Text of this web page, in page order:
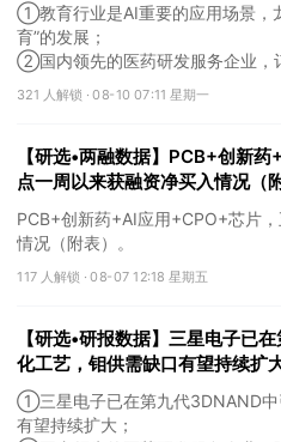
①教育行业是AI重要的应用场景，
育”的发展；
②国内领先的医药研发服务企业，
绩扭亏，盈利能力拐点明确。
321 人解锁 ·08-10 07:11 星期一
【研选•两融数据】PCB+创新
点一周以来获融资净买入情况（附
PCB+创新药+AI应用+CPO+芯片
情况（附表）。
117 人解锁 ·08-07 12:18 星期五
【研选•研报数据】三星电子已
化工艺，钼供需缺口有望持续扩
业，随着生物医药行业投融资热
毛利拐点值得期待
①三星电子已在第九代3DNAND中
有望持续扩大；